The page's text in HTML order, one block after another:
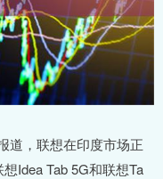
道，联想在印度市场正
Idea Tab 5G和联想Ta